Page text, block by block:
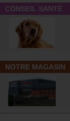
CONSEIL SANTÉ
NOTRE MAGASIN